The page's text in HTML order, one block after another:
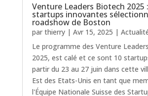
Venture Leaders Biotech 2025
startups innovantes
roadshow de Boston
par thierry| Avr 15, 2025 |
Le programme des Venture
2025, est calé et ce sont 10
partir du 23 au 27 juin dans cette
Est des Etats-Unis en tant que
l'Équipe Nationale Suisse des